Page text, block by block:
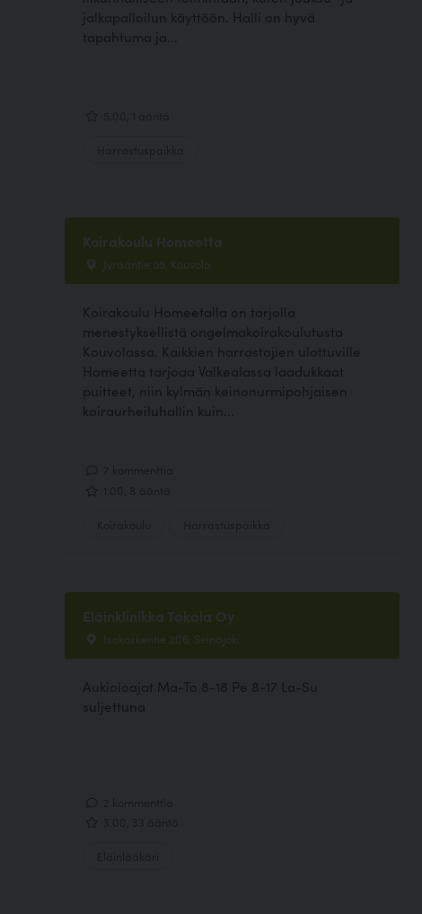
jalkapalloilun käyttöön. Halli on hyvä
tapahtuma ja...
Koirakoulu Homeetta
Jyrääntie 55, Kouvola
Koirakoulu Homeetalla on tarjolla
menestyksellistä ongelmakoirakoulutusta
Kouvolassa. Kaikkien harrastajien ulottuville
Homeetta tarjoaa Valkealassa laadukkaat
puitteet, niin kylmän keinonurmipohjaisen
koiraurheiluhallin kuin...
Eläinklinikka Takala Oy
Isokoskentie 206, Seinäjoki
Aukioloajat Ma-To 8-18 Pe 8-17 La-Su
suljettuna